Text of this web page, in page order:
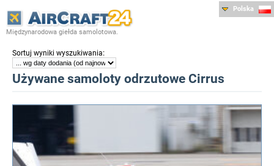
Międzynarodowa giełda samolotowa.
Polska
Sortuj wyniki wyszukiwania:
Używane samoloty odrzutowe Cirrus